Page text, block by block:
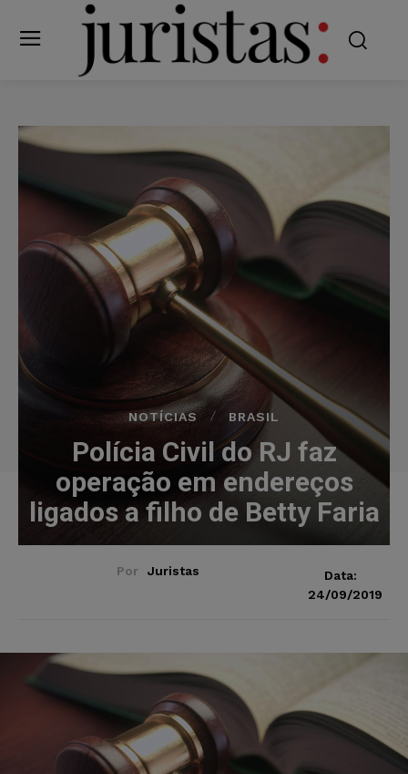
NOTÍCIAS BRASIL
Polícia Civil do RJ faz
operação em endereços
ligados a filho de Betty Faria
Por Juristas
Data:
24/09/2019